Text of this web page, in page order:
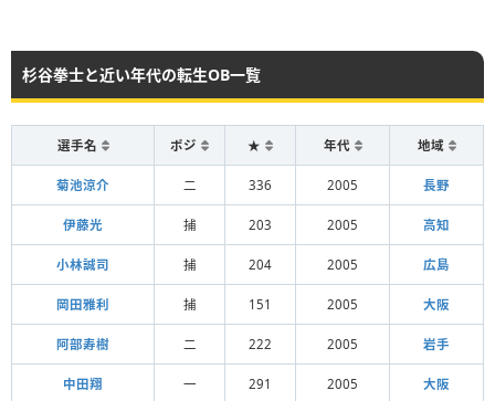
杉谷拳士と近い年代の転生OB一覧
選手名 ポジ ★ 年代 地域
菊池涼介 二 336 2005 長野
伊藤光 捕 203 2005 高知
小林誠司 捕 204 2005 広島
岡田雅利 捕 151 2005 大阪
阿部寿樹 二 222 2005 岩手
中田翔 一 291 2005 大阪